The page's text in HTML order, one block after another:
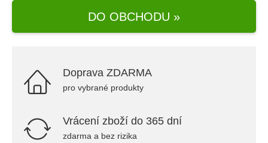
DO OBCHODU »
Doprava ZDARMA
pro vybrané produkty
Vrácení zboží do 365 dní
zdarma a bez rizika